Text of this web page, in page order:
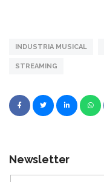
INDUSTRIA MUSICAL
STREAMING
Newsletter